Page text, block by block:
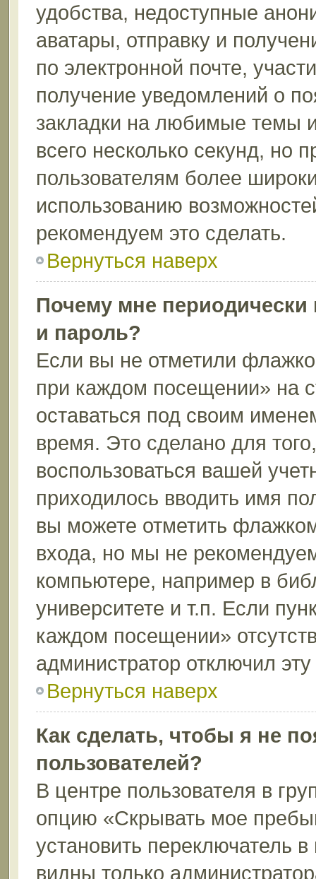
удобства, недоступные
аватары, отправку и
по электронной почте,
получение уведомлений о
закладки на любимые темы
всего несколько секунд, но
пользователям более
использованию
рекомендуем это сделать.
Вернуться наверх
Почему мне
и пароль?
Если вы не отметили
при каждом посещении» на
оставаться под своим
время. Это сделано для
воспользоваться вашей
приходилось вводить имя
вы можете отметить
входа, но мы не
компьютере, например в
университете и т.п. Если
каждом посещении»
администратор отключил
Вернуться наверх
Как сделать, чтобы я не
пользователей?
В центре пользователя в
опцию «Скрывать мое
установить переключатель
видны только